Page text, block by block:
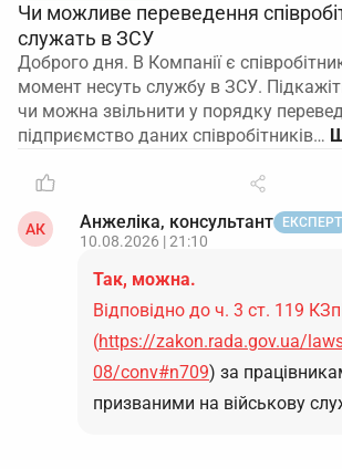
Чи можливе переведення
служать в ЗСУ
Доброго дня. В Компанії є
момент несуть службу в ЗСУ.
чи можна звільнити у порядку
підприємство даних співробітників…
АК Анжеліка, консультант ЕКСПЕРТ
10.08.2026 | 21:10
Так, можна.
Відповідно до ч. 3 ст. 119
(https://zakon.rada.gov.ua/
08/conv#n709) за
призваними на військову